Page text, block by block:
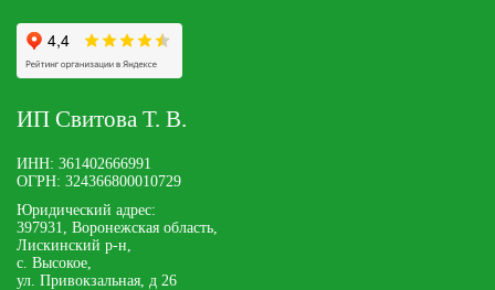
ИП Свитова Т. В.
ИНН: 361402666991
ОГРН: 324366800010729
Юридический адрес:
397931, Воронежская область,
Лискинский р-н,
с. Высокое,
ул. Привокзальная, д 26